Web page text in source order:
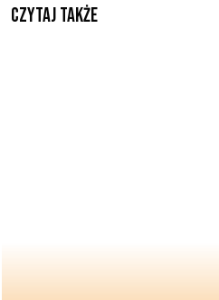
Czytaj także